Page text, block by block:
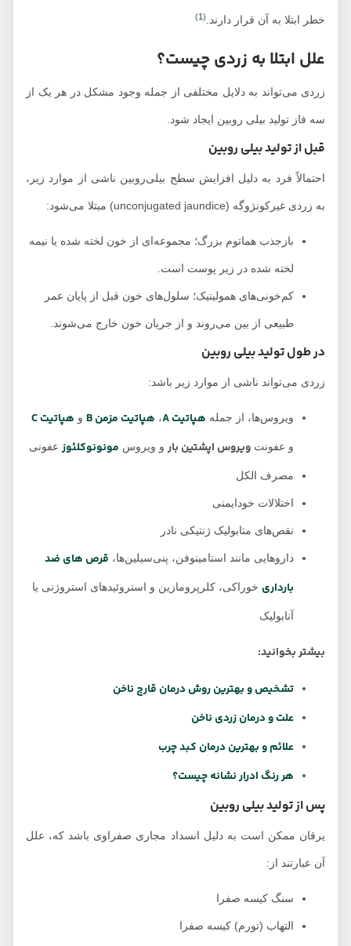
خطر ابتلا به آن قرار دارند. 1
علل ابتلا به زردی چیست؟
زردی می‌تواند به دلایل مختلفی از جمله وجود مشکل در هر یک از
سه فاز تولید بیلی روبین ایجاد شود.
قبل از تولید بیلی روبین
احتمالاً فرد به دلیل افزایش سطح بیلی‌روبین ناشی از موارد زیر،
به زردی غیرکونژوگه (unconjugated jaundice) مبتلا می‌شود:
بازجذب هماتوم بزرگ؛ مجموعه‌ای از خون لخته شده یا نیمه
لخته شده در زیر پوست است.
کم‌خونی‌های همولیتیک؛ سلول‌های خون قبل از پایان عمر
طبیعی از بین می‌روند و از جریان خون خارج می‌شوند.
در طول تولید بیلی روبین
زردی می‌تواند ناشی از موارد زیر باشد:
ویروس‌ها، از جملههپاتیت A ،هپاتیت مزمن B وهپاتیت C
و عفونتویروس اپشتین بارو ویروسمونونوکلئوزعفونی
مصرف الکل
اختلالات خود‌ایمنی
نقص‌های متابولیک ژنتیکی نادر
داروهایی مانند استامینوفن، پنی‌سیلین‌ها،قرص های ضد
بارداریخوراکی، کلرپرومازین و استروئیدهای استروژنی یا
آنابولیک
بیشتر بخوانید:
تشخیص و بهترین روش درمان قارچ ناخن
علت و درمان زردی ناخن
علائم و بهترین درمان کبد چرب
هر رنگ ادرار نشانه چیست؟
پس از تولید بیلی روبین
یرقان ممکن است به دلیل انسداد مجاری صفراوی باشد که، علل
آن عبارتند از:
سنگ کیسه صفرا
التهاب (تورم) کیسه صفرا